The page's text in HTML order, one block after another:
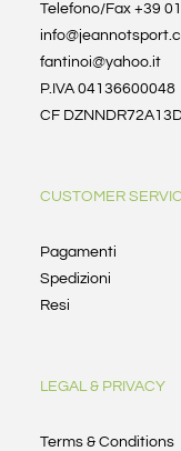
Telefono/Fax +39
fantinoi@yahoo.it
P.IVA 04136600048
CF
CUSTOMER
Pagamenti
Spedizioni
Resi
LEGAL & PRIVACY
Terms & Conditions